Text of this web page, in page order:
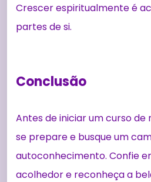
Crescer espiritualmente é
partes de si.
Conclusão
Antes de iniciar um curso de
se prepare e busque um
autoconhecimento. Confie
acolhedor e reconheça a